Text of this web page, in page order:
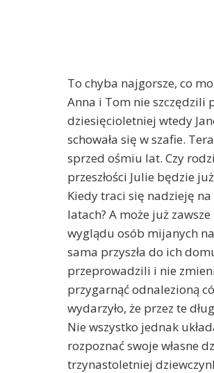
To chyba najgorsze, co
Anna i Tom nie szczędzili
dziesięcioletniej wtedy
schowała się w szafie.
sprzed ośmiu lat. Czy
przeszłości Julie będzie
Kiedy traci się nadzieję
latach? A może już
wyglądu osób mijanych
sama przyszła do ich
przeprowadzili i nie
przygarnąć odnalezioną
wydarzyło, że przez te
Nie wszystko jednak
rozpoznać swoje własne
trzynastoletniej